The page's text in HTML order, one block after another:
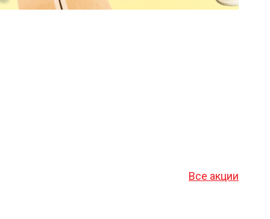
Все акции